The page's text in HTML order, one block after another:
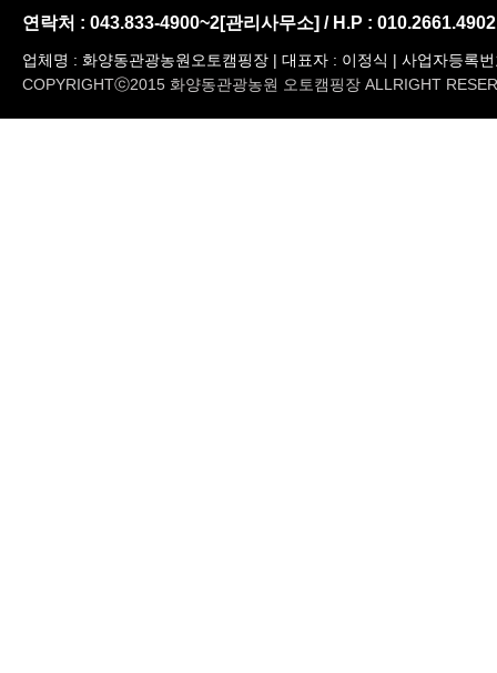
연락처 : 043.833-4900~2[관리사무소] / H.P : 010.2661.4902
업체명 : 화양동관광농원오토캠핑장 | 대표자 : 이정식 | 사업자등록
COPYRIGHTⓒ2015 화양동관광농원 오토캠핑장 ALLRIGHT